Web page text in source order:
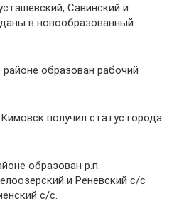
Савинский и
в новообразованный
образован рабочий
получил статус города
образован р.п.
и Реневский с/с
с/с.